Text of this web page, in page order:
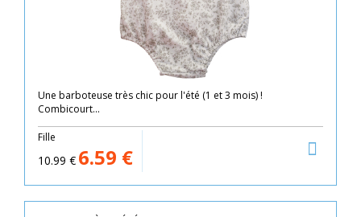
Une barboteuse très chic pour l'été (1 et 3 mois) !
Combicourt...
Fille
10.99 € 6.59 €